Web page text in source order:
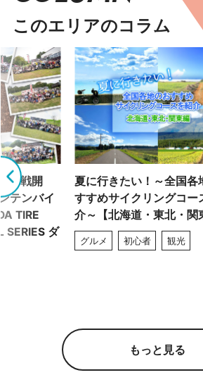
このエリアのコラム
7戦開
テンバイ
TIRE
SERIES ダ
夏に行きたい！～全国各
すすめサイクリングコー
介～【北海道・東北・関
グルメ 初心者 観光
もっと見る